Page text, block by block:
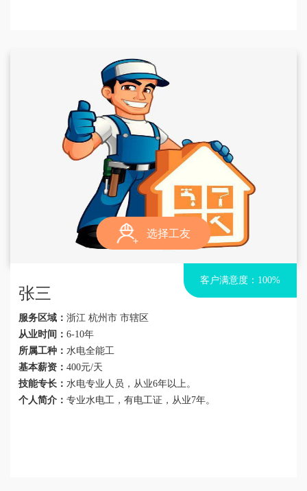
选择工友
客户满意度：100%
张三
服务区域： 浙江 杭州市 市辖区
从业时间： 6-10年
所属工种： 水电全能工
基本薪资： 400元/天
技能专长： 水电专业人员，从业6年以上。
个人简介： 专业水电工，有电工证，从业7年。